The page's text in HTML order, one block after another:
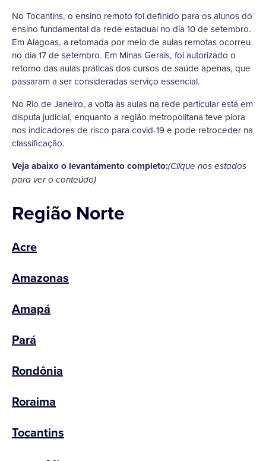
No Tocantins, o ensino remoto foi definido para os alunos do
ensino fundamental da rede estadual no dia 10 de setembro.
Em Alagoas, a retomada por meio de aulas remotas ocorreu
no dia 17 de setembro. Em Minas Gerais, foi autorizado o
retorno das aulas práticas dos cursos de saúde apenas, que
passaram a ser consideradas serviço essencial.
No Rio de Janeiro, a volta às aulas na rede particular está em
disputa judicial, enquanto a região metropolitana teve piora
nos indicadores de risco para covid-19 e pode retroceder na
classificação.
Veja abaixo o levantamento completo:(Clique nos estados
para ver o conteúdo)
Região Norte
Acre
Amazonas
Amapá
Pará
Rondônia
Roraima
Tocantins